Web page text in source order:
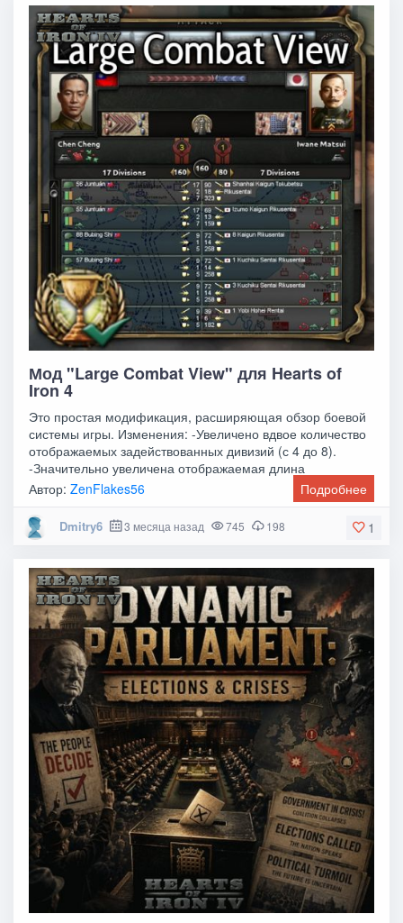
Мод "Large Combat View" для Hearts of
Iron 4
Это простая модификация, расширяющая обзор боевой
системы игры. Изменения: -Увеличено вдвое количество
отображаемых задействованных дивизий (с 4 до 8).
-Значительно увеличена отображаемая длина
Автор:ZenFlakes56 Подробнее
1
Dmitry6 3 месяца назад 745 198